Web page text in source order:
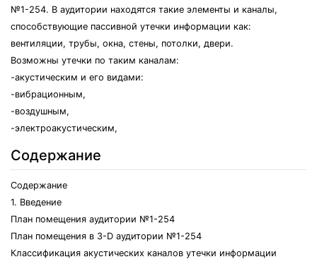
№1-254. В аудитории находятся такие элементы и каналы,
способствующие пассивной утечки информации как:
вентиляции, трубы, окна, стены, потолки, двери.
Возможны утечки по таким каналам:
-акустическим и его видами:
-вибрационным,
-воздушным,
-электроакустическим,
Содержание
Содержание
1. Введение
План помещения аудитории №1-254
План помещения в 3-D аудитории №1-254
Классификация акустических каналов утечки информации